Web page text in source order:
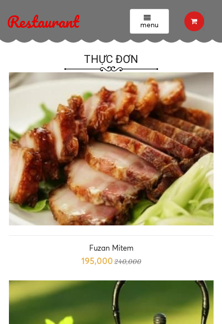
Restaurant menu
Thực đơn
THỰC ĐƠN
Fuzan Mitem
195,000240,000